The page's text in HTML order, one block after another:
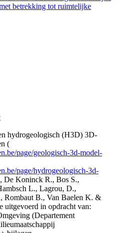
betrekking tot ruimtelijke
hydrogeologisch (H3D) 3D-
(
page/geologisch-3d-model-
page/hydrogeologisch-3d-
De Koninck R., Bos S.,
L., Lagrou, D.,
Rombaut B., Van Baelen K. &
uitgevoerd in opdracht van:
(Departement